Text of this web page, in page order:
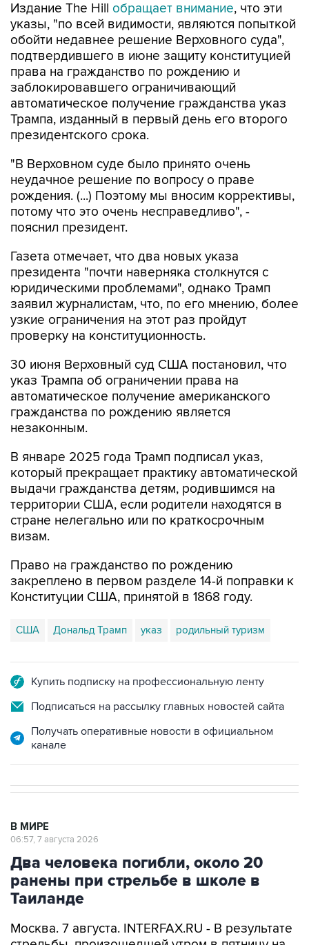
Издание The Hill обращает внимание, что эти
указы, "по всей видимости, являются попыткой
обойти недавнее решение Верховного суда",
подтвердившего в июне защиту конституцией
права на гражданство по рождению и
заблокировавшего ограничивающий
автоматическое получение гражданства указ
Трампа, изданный в первый день его второго
президентского срока.
"В Верховном суде было принято очень
неудачное решение по вопросу о праве
рождения. (...) Поэтому мы вносим коррективы,
потому что это очень несправедливо", -
пояснил президент.
Газета отмечает, что два новых указа
президента "почти наверняка столкнутся с
юридическими проблемами", однако Трамп
заявил журналистам, что, по его мнению, более
узкие ограничения на этот раз пройдут
проверку на конституционность.
30 июня Верховный суд США постановил, что
указ Трампа об ограничении права на
автоматическое получение американского
гражданства по рождению является
незаконным.
В январе 2025 года Трамп подписал указ,
который прекращает практику автоматической
выдачи гражданства детям, родившимся на
территории США, если родители находятся в
стране нелегально или по краткосрочным
визам.
Право на гражданство по рождению
закреплено в первом разделе 14-й поправки к
Конституции США, принятой в 1868 году.
США Дональд Трамп указ родильный туризм
Купить подписку на профессиональную ленту
Подписаться на рассылку главных новостей сайта
Получать оперативные новости в официальном
канале
В МИРЕ
06:57, 7 августа 2026
Два человека погибли, около 20
ранены при стрельбе в школе в
Таиланде
Москва. 7 августа. INTERFAX.RU - В результате